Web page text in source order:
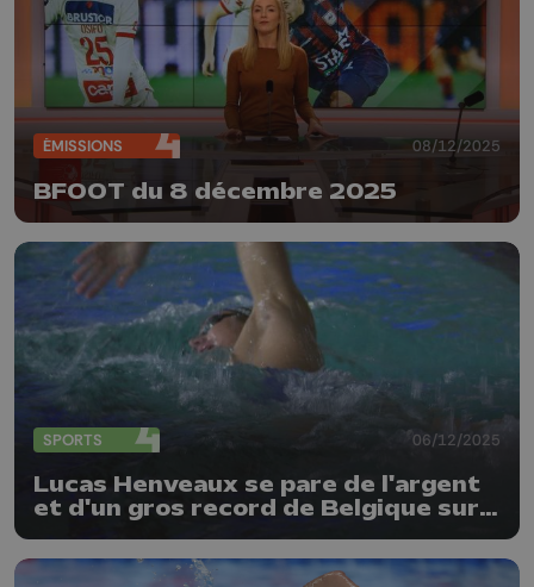
ÉMISSIONS 08/12/2025
BFOOT du 8 décembre 2025
SPORTS 06/12/2025
Lucas Henveaux se pare de l'argent
et d'un gros record de Belgique sur
800m !